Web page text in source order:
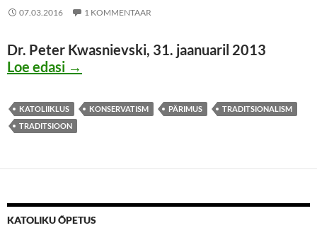
07.03.2016 1 KOMMENTAAR
Dr. Peter Kwasnievski, 31. jaanuaril 2013
Loe edasi Konservatism ja traditsionalism
→
KATOLIIKLUS KONSERVATISM PÄRIMUS
TRADITSIONALISM
TRADITSIOON
KATOLIKU ÕPETUS